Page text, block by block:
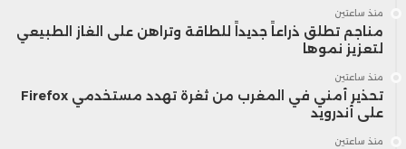
“Alchemy of 5%”، بينما يرى محللون أن
استمرار عمليات الشراء المؤسسية بهذا الحجم
قد يؤدي إلى تقليص الكميات المتاحة للتداول
في الأسواق، مع زيادة المخاوف بشأن تركز
منذ ساعتين
مناجم تطلق ذراعاً جديداً للطاقة وتراهن على الغاز الطبيعي
لتعزيز نموها
منذ ساعتين
تحذير أمني في المغرب من ثغرة تهدد مستخدمي Firefox
على أندرويد
منذ ساعتين